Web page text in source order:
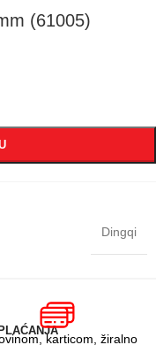
(61005)
Dingqi
karticom, žiralno